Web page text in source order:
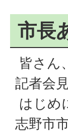
市長
皆さん
記者会
はじめ
志野市